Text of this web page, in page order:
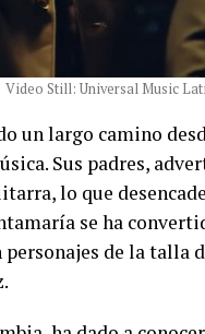
Video Still: Universal Music
un largo camino
Sus padres,
lo que
se ha
de la talla